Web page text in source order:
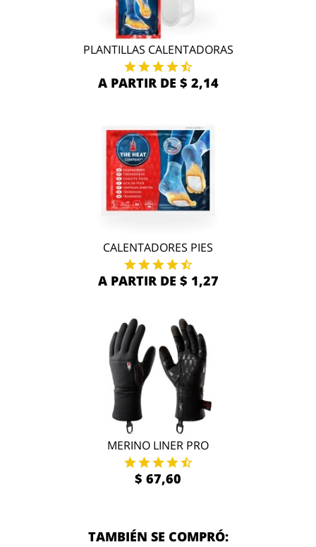
PLANTILLAS CALENTADORAS
A PARTIR DE $ 2,14
CALENTADORES PIES
A PARTIR DE $ 1,27
MERINO LINER PRO
$ 67,60
TAMBIÉN SE COMPRÓ: